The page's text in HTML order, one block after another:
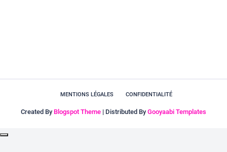
MENTIONS LÉGALES CONFIDENTIALITÉ
Created By Blogspot Theme | Distributed By Gooyaabi Templates